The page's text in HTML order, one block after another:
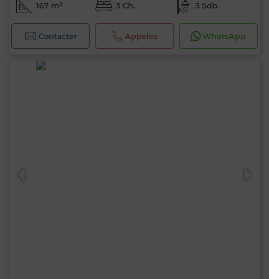
167 m² 3 Ch. 3 Sdb.
Contacter Appelez WhatsApp